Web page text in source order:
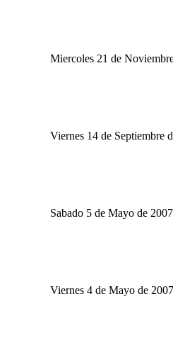
Miercoles 21 de
Viernes 14 de Septiembre
Sabado 5 de Mayo de 2007
Viernes 4 de Mayo de 2007